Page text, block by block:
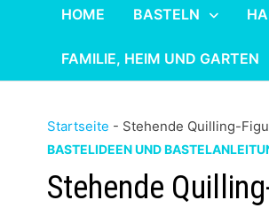
HOME BASTELN
FAMILIE, HEIM UND GARTEN
Startseite - Stehende Quilling-
BASTELIDEEN UND
Stehende